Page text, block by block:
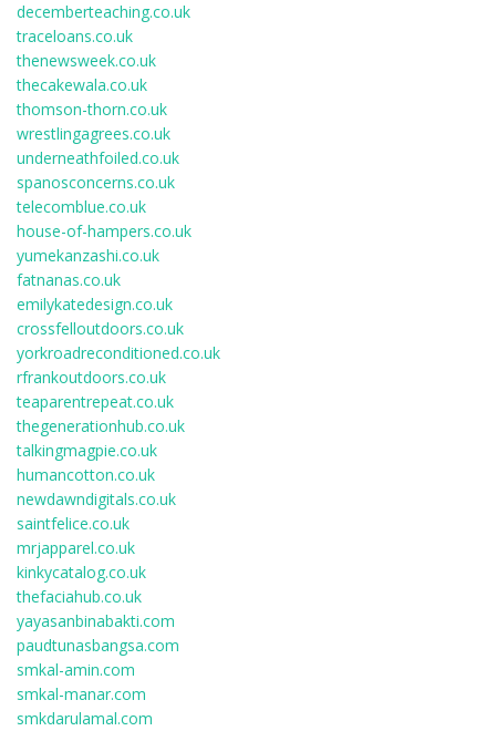
decemberteaching.co.uk
traceloans.co.uk
thenewsweek.co.uk
thecakewala.co.uk
thomson-thorn.co.uk
wrestlingagrees.co.uk
underneathfoiled.co.uk
spanosconcerns.co.uk
telecomblue.co.uk
house-of-hampers.co.uk
yumekanzashi.co.uk
fatnanas.co.uk
emilykatedesign.co.uk
crossfelloutdoors.co.uk
yorkroadreconditioned.co.uk
rfrankoutdoors.co.uk
teaparentrepeat.co.uk
thegenerationhub.co.uk
talkingmagpie.co.uk
humancotton.co.uk
newdawndigitals.co.uk
saintfelice.co.uk
mrjapparel.co.uk
kinkycatalog.co.uk
thefaciahub.co.uk
yayasanbinabakti.com
paudtunasbangsa.com
smkal-amin.com
smkal-manar.com
smkdarulamal.com